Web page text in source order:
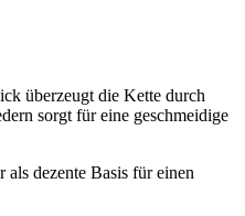
überzeugt die Kette durch
sorgt für eine geschmeidige
dezente Basis für einen